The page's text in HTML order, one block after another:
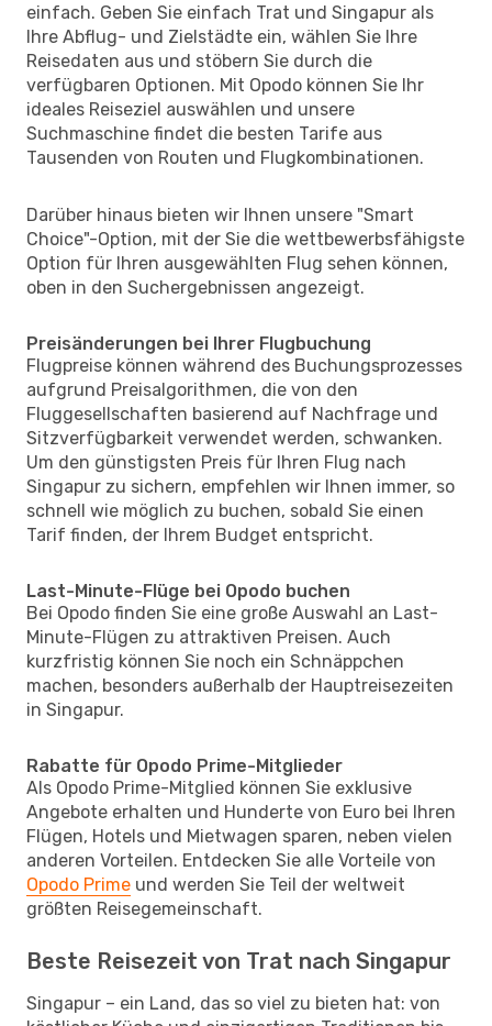
einfach. Geben Sie einfach Trat und Singapur als
Ihre Abflug- und Zielstädte ein, wählen Sie Ihre
Reisedaten aus und stöbern Sie durch die
verfügbaren Optionen. Mit Opodo können Sie Ihr
ideales Reiseziel auswählen und unsere
Suchmaschine findet die besten Tarife aus
Tausenden von Routen und Flugkombinationen.
Darüber hinaus bieten wir Ihnen unsere "Smart
Choice"-Option, mit der Sie die wettbewerbsfähigste
Option für Ihren ausgewählten Flug sehen können,
oben in den Suchergebnissen angezeigt.
Preisänderungen bei Ihrer Flugbuchung
Flugpreise können während des Buchungsprozesses
aufgrund Preisalgorithmen, die von den
Fluggesellschaften basierend auf Nachfrage und
Sitzverfügbarkeit verwendet werden, schwanken.
Um den günstigsten Preis für Ihren Flug nach
Singapur zu sichern, empfehlen wir Ihnen immer, so
schnell wie möglich zu buchen, sobald Sie einen
Tarif finden, der Ihrem Budget entspricht.
Last-Minute-Flüge bei Opodo buchen
Bei Opodo finden Sie eine große Auswahl an Last-
Minute-Flügen zu attraktiven Preisen. Auch
kurzfristig können Sie noch ein Schnäppchen
machen, besonders außerhalb der Hauptreisezeiten
in Singapur.
Rabatte für Opodo Prime-Mitglieder
Als Opodo Prime-Mitglied können Sie exklusive
Angebote erhalten und Hunderte von Euro bei Ihren
Flügen, Hotels und Mietwagen sparen, neben vielen
anderen Vorteilen. Entdecken Sie alle Vorteile von
Opodo Prime und werden Sie Teil der weltweit
größten Reisegemeinschaft.
Beste Reisezeit von Trat nach Singapur
Singapur – ein Land, das so viel zu bieten hat: von